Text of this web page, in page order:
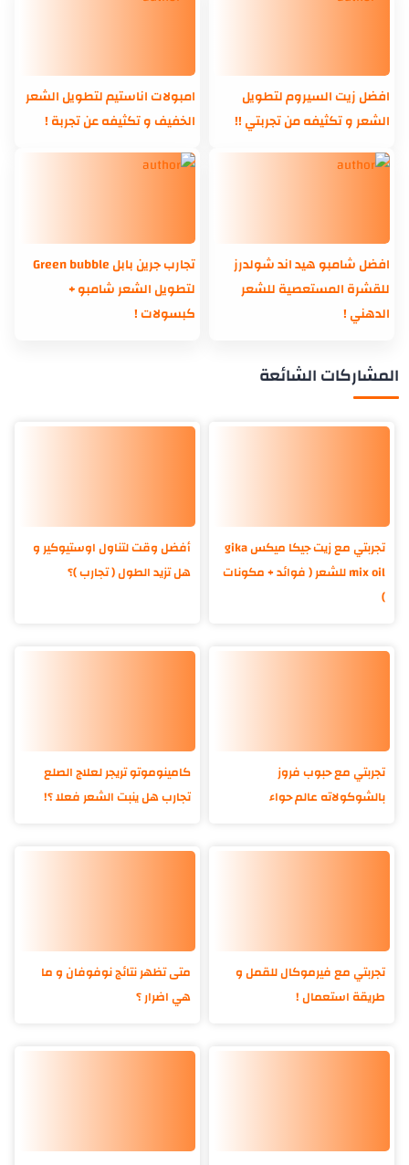
افضل زيت السيروم لتطويل
الشعر و تكثيفه من تجربتي !!
امبولات اناستيم لتطويل الشعر
الخفيف و تكثيفه عن تجربة !
افضل شامبو هيد اند شولدرز
للقشرة المستعصية للشعر
الدهني !
تجارب جرين بابل Green bubble
لتطويل الشعر شامبو +
كبسولات !
المشاركات الشائعة
تجربتي مع زيت جيكا ميكس gika
mix oil للشعر ( فوائد + مكونات
)
أفضل وقت لتناول اوستيوكير و
هل تزيد الطول ( تجارب )؟
تجربتي مع حبوب فروز
بالشوكولاته عالم حواء
كامينوموتو تريجر لعلاج الصلع
تجارب هل ينبت الشعر فعلا ؟!
تجربتي مع فيرموكال للقمل و
طريقة استعمال !
متى تظهر نتائج نوفوفان و ما
هي اضرار ؟